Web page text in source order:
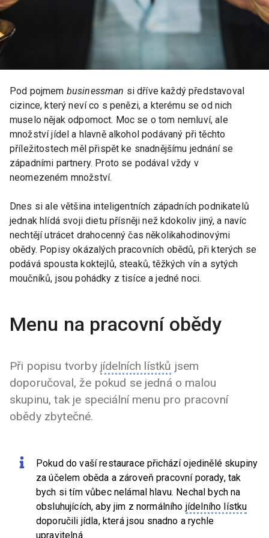
Pod pojmem businessman si dříve každý představoval
cizince, který neví co s penězi, a kterému se od nich
muselo nějak odpomoct. Moc se o tom nemluví, ale
množství jídel a hlavně alkohol podávaný při těchto
příležitostech měl přispět ke snadnějšímu jednání se
západními partnery. Proto se podával vždy v
neomezeném množství.
Dnes si ale většina inteligentních západních podnikatelů
jednak hlídá svoji dietu přísněji než kdokoliv jiný, a navíc
nechtějí utrácet drahocenný čas několikahodinovými
obědy. Popisy okázalých pracovních obědů, při kterých se
podává spousta koktejlů, steaků, těžkých vín a sytých
moučníků, jsou pohádky z tisíce a jedné noci.
Menu na pracovní obědy
Při popisu tvorby jídelních lístků jsem
doporučoval, že pokud se jedná o malou
skupinu, tak je speciální menu pro pracovní
obědy zbytečné.
Pokud do vaší restaurace přichází ojedinělé skupiny
za účelem oběda a zároveň pracovní porady, tak
bych si tím vůbec nelámal hlavu. Nechal bych na
obsluhujících, aby jim z normálního jídelního lístku
doporučili jídla, která jsou snadno a rychle
upravitelná.